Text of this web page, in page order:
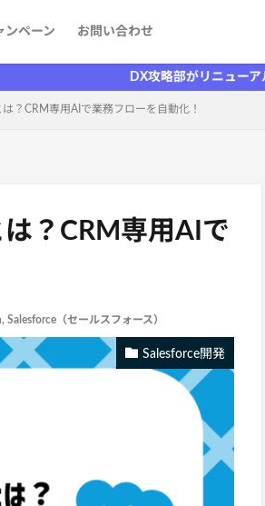
ンペーン お問い合わせ
DX攻略部がリニューアルしました！
？CRM専用AIで業務フローを自動化！
は？CRM専用AIで
, Salesforce（セールスフォース）
Salesforce開発